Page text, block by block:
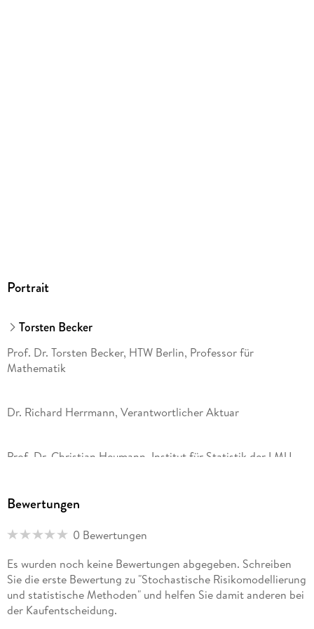
Portrait
Torsten Becker
Prof. Dr. Torsten Becker, HTW Berlin, Professor für
Mathematik
Dr. Richard Herrmann, Verantwortlicher Aktuar
Prof. Dr. Christian Heumann, Institut für Statistik der LMU
Dr. Stefan Pilz, Data Scientist mit 20 Jahren Erfahrung in
Pharma und Versicherung
Prof. Dr. Viktor Sandor, Technische Hochschule Rosenheim,
Professor für Mathematik
Bewertungen
0 Bewertungen
Es wurden noch keine Bewertungen abgegeben. Schreiben
Sie die erste Bewertung zu "Stochastische Risikomodellierung
und statistische Methoden" und helfen Sie damit anderen bei
der Kaufentscheidung.